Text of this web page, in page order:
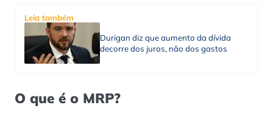
Leia também
Durigan diz que aumento da dívida
decorre dos juros, não dos gastos
O que é o MRP?